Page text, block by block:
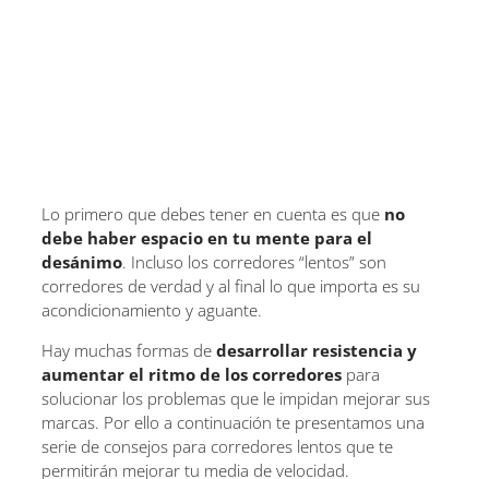
Lo primero que debes tener en cuenta es que no
debe haber espacio en tu mente para el
desánimo. Incluso los corredores “lentos” son
corredores de verdad y al final lo que importa es su
acondicionamiento y aguante.
Hay muchas formas de desarrollar resistencia y
aumentar el ritmo de los corredores para
solucionar los problemas que le impidan mejorar sus
marcas. Por ello a continuación te presentamos una
serie de consejos para corredores lentos que te
permitirán mejorar tu media de velocidad.